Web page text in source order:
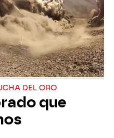
DEL ORO
que